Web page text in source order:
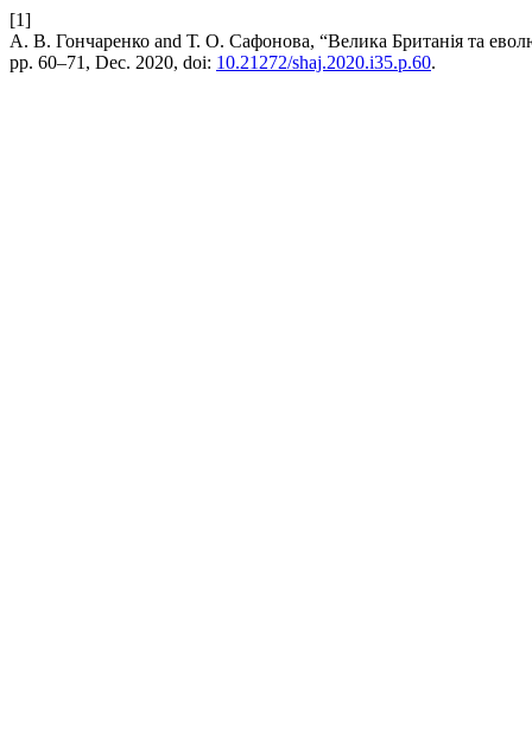
[1]
А. В. Гончаренко and Т. О. Сафонова, “Велика Британія та
pp. 60–71, Dec. 2020, doi: 10.21272/shaj.2020.i35.p.60.